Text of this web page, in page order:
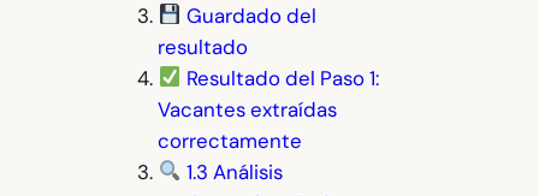
Guardado del
resultado
Resultado del Paso 1:
Vacantes extraídas
correctamente
1.3 Análisis